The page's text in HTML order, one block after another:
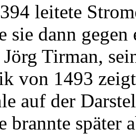
leitete
sie dann
Jörg Tirman,
von 1493
auf der
brannte später